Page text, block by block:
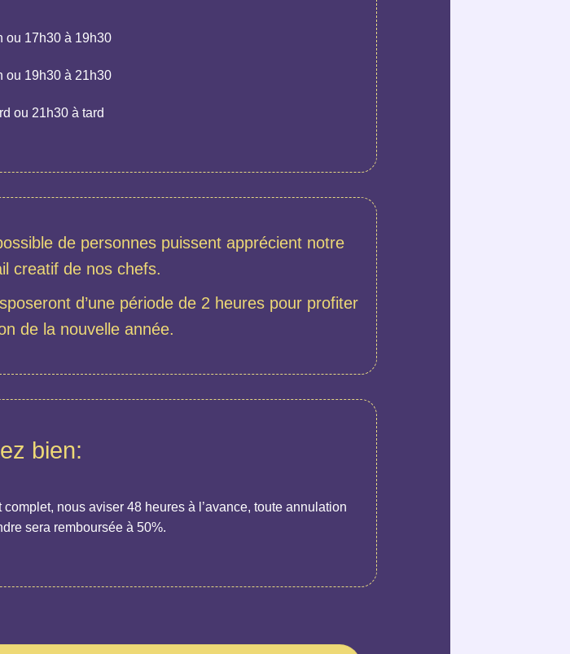
ou 17h30 à 19h30
ou 19h30 à 21h30
ou 21h30 à tard
de personnes puissent apprécient notre
creatif de nos chefs.
d’une période de 2 heures pour profiter
de la nouvelle année.
bien:
nous aviser 48 heures à l’avance, toute annulation
sera remboursée à 50%.